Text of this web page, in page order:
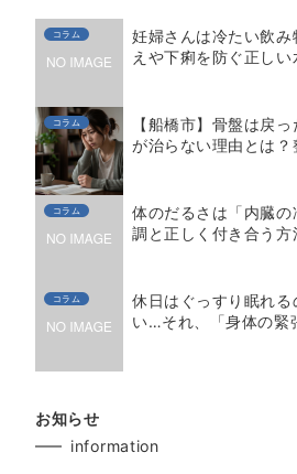
シ
コラム
妊婦さんは冷たい飲
えや下痢を防ぐ正しい
コラム
【船橋市】骨盤は戻
が治らない理由とは？
コラム
体のだるさは「内臓
調と正しく付き合う方
コラム
休日はぐっすり眠れ
い…それ、「身体の緊
お知らせ
information